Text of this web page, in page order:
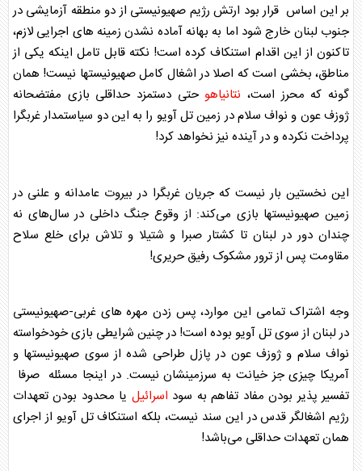
بر این اساس قرار بود ارتش رژیم صهیونیستی از دو منطقه آزمایشی در
جنوب لبنان خارج شود اما به بهانه آماده نشدن زمینه های اجرایی لازم،
تاکنون از این اقدام استنکاف کرده است! نکته قابل تامل اینکه یکی از
مناطق، بخشی است که اصلا در اشغال کامل صهیونیستها نیست! همان
گونه که محرز است، نتانیاهوحتی دستمزد حداقلی بازی مفتضحانه
ژوزف عون و نواف سلام در زمین تل آویو را به این دو سیاستمدار غربگرا
پرداخت نکرده و در آینده نیز نخواهد کرد!
این نخستین بار نیست که جریان غربگرا در بیروت عامدانه و علنی در
زمین صهیونیستها بازی می‌کند: از وقوع جنگ داخلی در سال‌های نه
چندان دور در لبنان تا کشتار صبرا و شتیلا و تلاش برای خلع سلاح
مقاومت پس از ترور مشکوک رفیق حریری!
وجه اشتراک تمامی این موارد، پس زدن مهره های غربی-صهیونیستی
در لبنان از سوی تل آویو بوده است! در چنین شرایطی بازی خودخواسته
نواف سلام و ژوزف عون در پازل طراحی شده از سوی صهیونیستها و
آمریکا چیزی جز خیانت به سرزمینشان نیست. در اینجا مسئله صرفا
تفسیر پذیر بودن مفاد تفاهم به سود اسرائیل یا محدود بودن تعهدات
رژیم اشغالگر قدس در این سند نیست، بلکه استنکاف تل آویو از اجرای
همان تعهدات حداقلی می‌باشد!